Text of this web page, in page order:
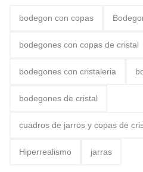
bodegon con copas
bodegones con copas de cristal
bodegones con cristaleria
bodegones de cristal
cuadros de jarros y copas de
Hiperrealismo jarras